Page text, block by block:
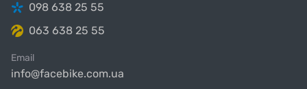
098 638 25 55
063 638 25 55
Email
info@facebike.com.ua